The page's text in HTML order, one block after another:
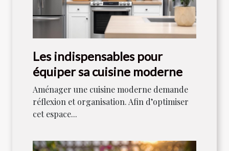
Les indispensables pour
équiper sa cuisine moderne
Aménager une cuisine moderne demande
réflexion et organisation. Afin d’optimiser
cet espace...